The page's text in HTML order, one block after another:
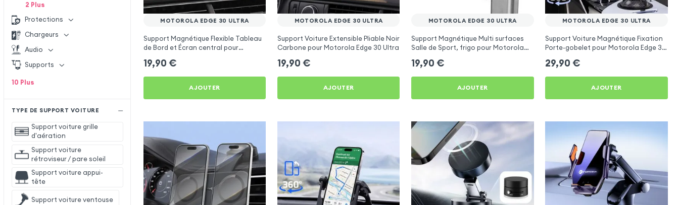
2 Plus
Protections
Chargeurs
Audio
Supports
10 Plus
TYPE DE SUPPORT VOITURE
Support voiture grille
d'aération
Support voiture
rétroviseur / pare soleil
Support voiture appui-
tête
Support voiture ventouse
MOTOROLA EDGE 30 ULTRA
Support Magnétique Flexible Tableau
de Bord et Écran central pour
19,90 €
AJOUTER
MOTOROLA EDGE 30 ULTRA
Support Voiture Extensible Pliable Noir
Carbone pour Motorola Edge 30 Ultra
19,90 €
AJOUTER
MOTOROLA EDGE 30 ULTRA
Support Magnétique Multi surfaces
Salle de Sport, frigo pour Motorola
19,90 €
AJOUTER
MOTOROLA EDGE 30 ULTRA
Support Voiture Magnétique Fixation
Porte-gobelet pour Motorola Edge 30
29,90 €
AJOUTER